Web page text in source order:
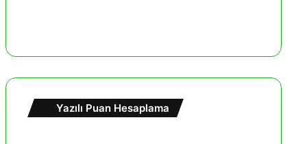
Yazılı Puan Hesaplama